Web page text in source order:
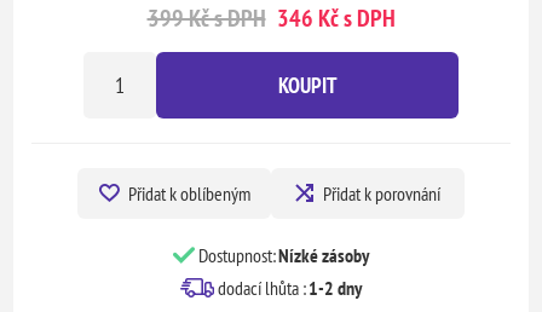
399 Kč s DPH 346 Kč s DPH
KOUPIT
Přidat k oblíbeným Přidat k porovnání
Dostupnost:Nízké zásoby
dodací lhůta :1-2 dny